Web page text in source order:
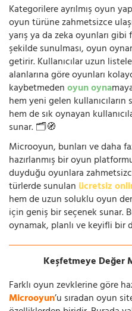
Kategorilere ayrılmış oyun
oyun türüne zahmetsizce
yarış ya da zeka oyunları
şekilde sunulması, oyun
getirir. Kullanıcılar uzun
alanlarına göre oyunları
kaybetmedenoyun oyna
hem yeni gelen kullanıcıların
hem de sık oynayan
sunar. 🗂️🧭
Microoyun, bunları ve daha
hazırlanmış bir oyun
duyduğu oyunlara
türlerde sunulan ücretsiz
hem de uzun soluklu oyun
için geniş bir seçenek sunar.
oynamak, planlı ve keyifli bir
Keşfetmeye Değer
Farklı oyun zevklerine göre
Microoyun’u sıradan oyun